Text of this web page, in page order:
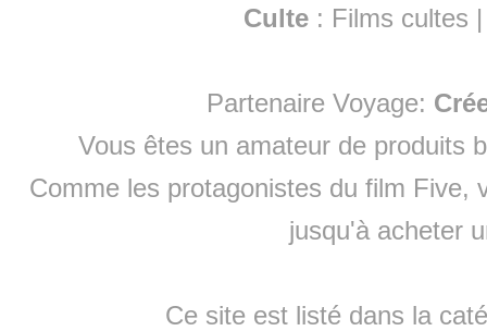
Culte : Films cultes
Partenaire Voyage:
Vous êtes un amateur de produits
Comme les protagonistes du film Five,
jusqu'à acheter
Ce site est listé dans la